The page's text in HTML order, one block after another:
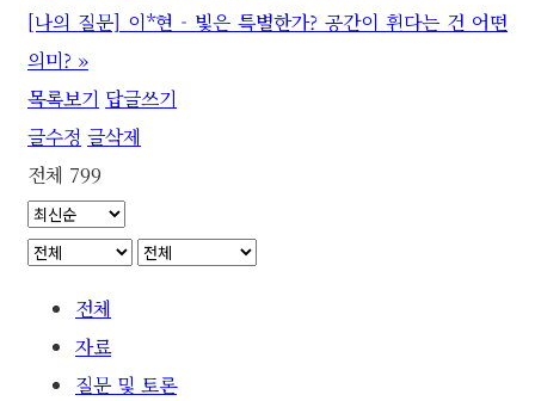
[나의 질문] 이*현 - 빛은 특별한가? 공간이 휜다는 건 어떤
의미? »
목록보기 답글쓰기
글수정 글삭제
전체 799
전체
자료
질문 및 토론